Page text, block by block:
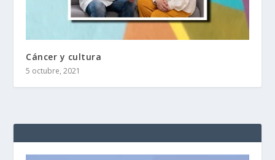
Cáncer y cultura
5 octubre, 2021